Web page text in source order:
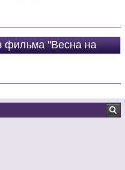
фильма "Весна на